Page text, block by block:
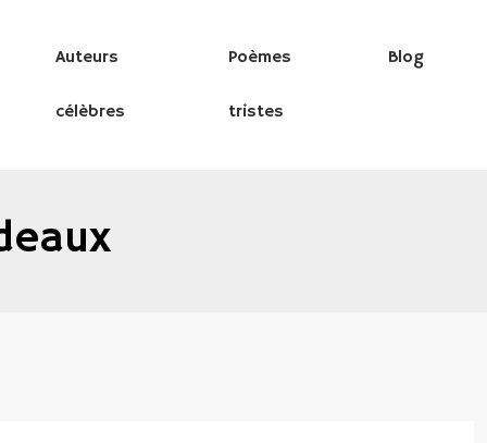
Auteurs
célèbres
Poèmes
tristes
Blog